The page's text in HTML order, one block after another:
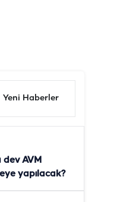
Yeni Haberler
dev AVM
yapılacak?